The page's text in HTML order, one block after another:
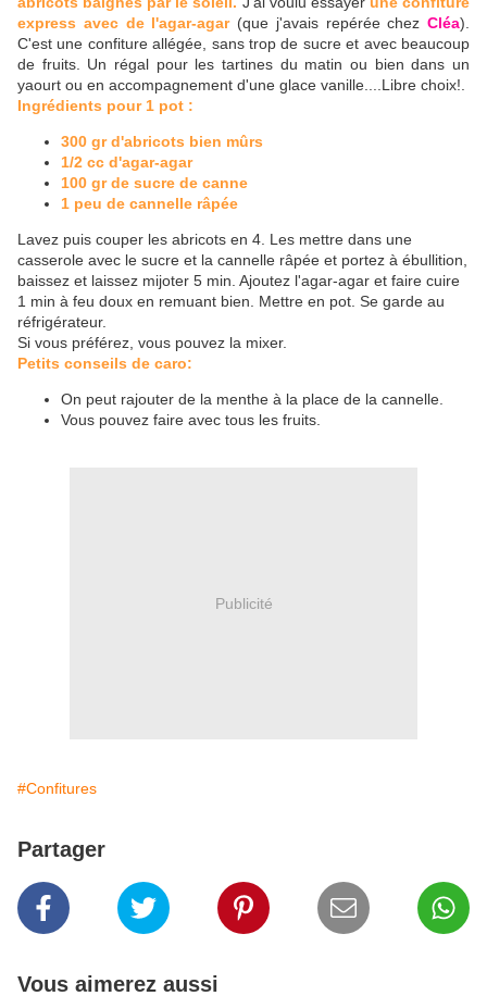
express avec de l'agar-agar (que j'avais repérée chez Cléa).
C'est une confiture allégée, sans trop de sucre et avec beaucoup
de fruits. Un régal pour les tartines du matin ou bien dans un
yaourt ou en accompagnement d'une glace vanille....Libre choix!.
Ingrédients pour 1 pot :
300 gr d'abricots bien mûrs
1/2 cc d'agar-agar
100 gr de sucre de canne
1 peu de cannelle râpée
Lavez puis couper les abricots en 4. Les mettre dans une
casserole avec le sucre et la cannelle râpée et portez à ébullition,
baissez et laissez mijoter 5 min. Ajoutez l'agar-agar et faire cuire
1 min à feu doux en remuant bien. Mettre en pot. Se garde au
réfrigérateur.
Si vous préférez, vous pouvez la mixer.
Petits conseils de caro:
On peut rajouter de la menthe à la place de la cannelle.
Vous pouvez faire avec tous les fruits.
Publicité
#Confitures
Partager
Vous aimerez aussi